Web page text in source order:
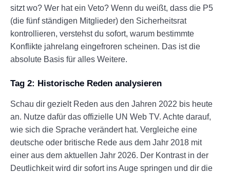
sitzt wo? Wer hat ein Veto? Wenn du weißt, dass die P5
(die fünf ständigen Mitglieder) den Sicherheitsrat
kontrollieren, verstehst du sofort, warum bestimmte
Konflikte jahrelang eingefroren scheinen. Das ist die
absolute Basis für alles Weitere.
Tag 2: Historische Reden analysieren
Schau dir gezielt Reden aus den Jahren 2022 bis heute
an. Nutze dafür das offizielle UN Web TV. Achte darauf,
wie sich die Sprache verändert hat. Vergleiche eine
deutsche oder britische Rede aus dem Jahr 2018 mit
einer aus dem aktuellen Jahr 2026. Der Kontrast in der
Deutlichkeit wird dir sofort ins Auge springen und dir die